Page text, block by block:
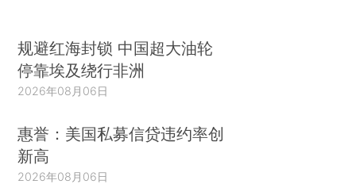
规避红海封锁 中国超大油轮
停靠埃及绕行非洲
2026年08月06日
惠誉：美国私募信贷违约率创
新高
2026年08月06日